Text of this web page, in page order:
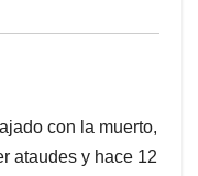
con la muerto,
ataudes y hace 12